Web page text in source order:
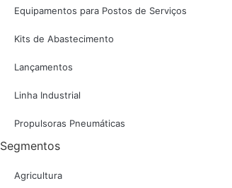
Equipamentos para Postos de Serviços
Kits de Abastecimento
Lançamentos
Linha Industrial
Propulsoras Pneumáticas
Segmentos
Agricultura